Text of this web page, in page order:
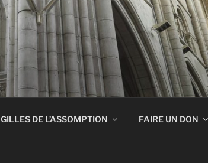
GILLES DE L’ASSOMPTION FAIRE UN DON